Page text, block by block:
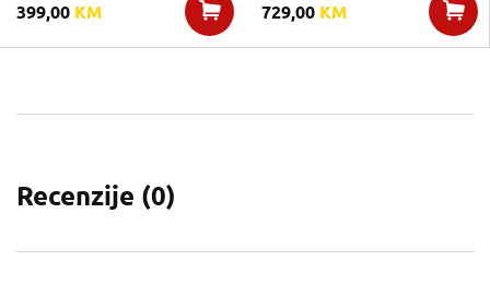
399,00 KM 729,00 KM
Recenzije (0)